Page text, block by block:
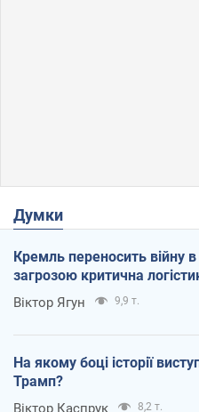
Думки
Кремль переносить війну
загрозою критична
Віктор Ягун 9,9 т.
На якому боці історії
Трамп?
Віктор Каспрук 8,2 т.